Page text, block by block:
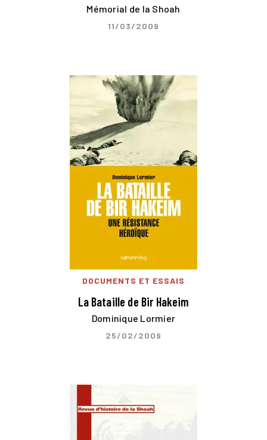
Mémorial de la Shoah
11/03/2009
DOCUMENTS ET ESSAIS
La Bataille de Bir Hakeim
Dominique Lormier
25/02/2009